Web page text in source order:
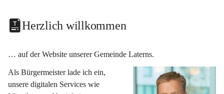
Herzlich willkommen
… auf der Website unserer Gemeinde Laterns.
Als Bürgermeister lade ich ein,
unsere digitalen Services wie